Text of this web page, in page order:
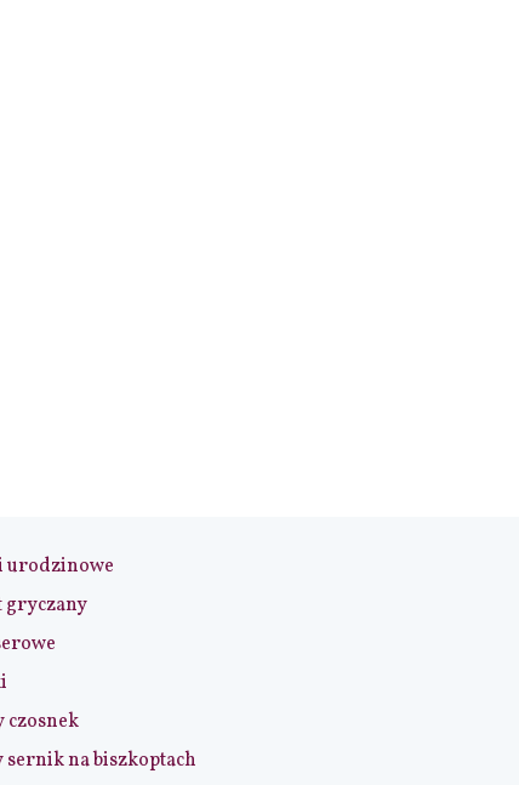
urodzinowe
gryczany
czosnek
sernik na biszkoptach